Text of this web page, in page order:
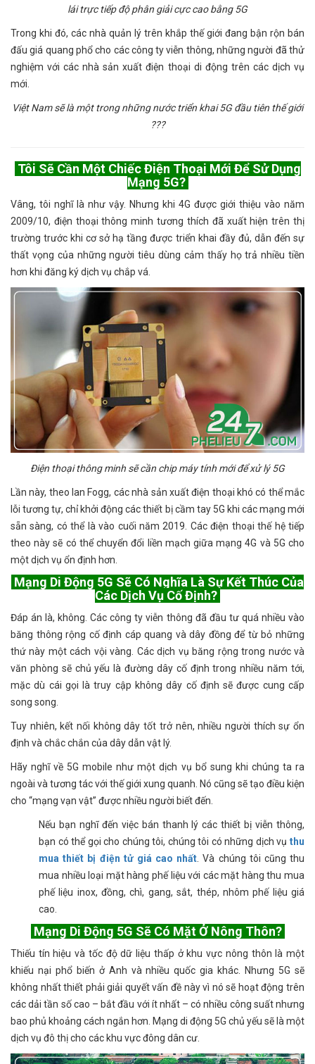
lái trực tiếp độ phân giải cực cao bằng 5G
Trong khi đó, các nhà quản lý trên khắp thế giới đang bận rộn bán
đấu giá quang phổ cho các công ty viễn thông, những người đã thử
nghiệm với các nhà sản xuất điện thoại di động trên các dịch vụ
mới.
Việt Nam sẽ là một trong những nước triển khai 5G đầu tiên thế giới
???
Tôi Sẽ Cần Một Chiếc Điện Thoại Mới Để Sử Dụng
Mạng 5G?
Vâng, tôi nghĩ là như vậy. Nhưng khi 4G được giới thiệu vào năm
2009/10, điện thoại thông minh tương thích đã xuất hiện trên thị
trường trước khi cơ sở hạ tầng được triển khai đầy đủ, dẫn đến sự
thất vọng của những người tiêu dùng cảm thấy họ trả nhiều tiền
hơn khi đăng ký dịch vụ chắp vá.
Điện thoại thông minh sẽ cần chip máy tính mới để xử lý 5G
Lần này, theo Ian Fogg, các nhà sản xuất điện thoại khó có thể mắc
lỗi tương tự, chỉ khởi động các thiết bị cầm tay 5G khi các mạng mới
sẵn sàng, có thể là vào cuối năm 2019. Các điện thoại thế hệ tiếp
theo này sẽ có thể chuyển đổi liền mạch giữa mạng 4G và 5G cho
một dịch vụ ổn định hơn.
Mạng Di Động 5G Sẽ Có Nghĩa Là Sự Kết Thúc Của
Các Dịch Vụ Cố Định?
Đáp án là, không. Các công ty viễn thông đã đầu tư quá nhiều vào
băng thông rộng cố định cáp quang và dây đồng để từ bỏ những
thứ này một cách vội vàng. Các dịch vụ băng rộng trong nước và
văn phòng sẽ chủ yếu là đường dây cố định trong nhiều năm tới,
mặc dù cái gọi là truy cập không dây cố định sẽ được cung cấp
song song.
Tuy nhiên, kết nối không dây tốt trở nên, nhiều người thích sự ổn
định và chắc chắn của dây dẫn vật lý.
Hãy nghĩ về 5G mobile như một dịch vụ bổ sung khi chúng ta ra
ngoài và tương tác với thế giới xung quanh. Nó cũng sẽ tạo điều kiện
cho “mạng vạn vật” được nhiều người biết đến.
Nếu bạn nghĩ đến việc bán thanh lý các thiết bị viễn thông,
bạn có thể gọi cho chúng tôi, chúng tôi có những dịch vụ thu
mua thiết bị điện tử giá cao nhất. Và chúng tôi cũng thu
mua nhiều loại mặt hàng phế liệu với các mặt hàng thu mua
phế liệu inox, đồng, chì, gang, sắt, thép, nhôm phế liệu giá
cao.
Mạng Di Động 5G Sẽ Có Mặt Ở Nông Thôn?
Thiếu tín hiệu và tốc độ dữ liệu thấp ở khu vực nông thôn là một
khiếu nại phổ biến ở Anh và nhiều quốc gia khác. Nhưng 5G sẽ
không nhất thiết phải giải quyết vấn đề này vì nó sẽ hoạt động trên
các dải tần số cao – bắt đầu với ít nhất – có nhiều công suất nhưng
bao phủ khoảng cách ngắn hơn. Mạng di động 5G chủ yếu sẽ là một
dịch vụ đô thị cho các khu vực đông dân cư.